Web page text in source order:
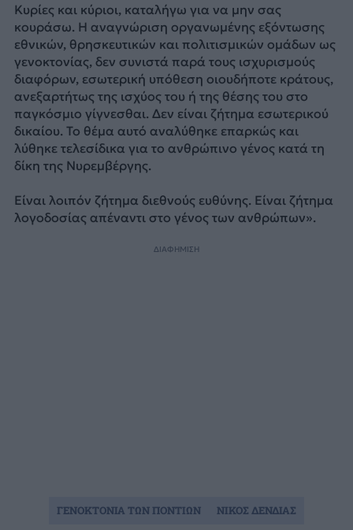
Κυρίες και κύριοι, καταλήγω για να μην σας
κουράσω. Η αναγνώριση οργανωμένης εξόντωσης
εθνικών, θρησκευτικών και πολιτισμικών ομάδων ως
γενοκτονίας, δεν συνιστά παρά τους ισχυρισμούς
διαφόρων, εσωτερική υπόθεση οιουδήποτε κράτους,
ανεξαρτήτως της ισχύος του ή της θέσης του στο
παγκόσμιο γίγνεσθαι. Δεν είναι ζήτημα εσωτερικού
δικαίου. Το θέμα αυτό αναλύθηκε επαρκώς και
λύθηκε τελεσίδικα για το ανθρώπινο γένος κατά τη
δίκη της Νυρεμβέργης.
Είναι λοιπόν ζήτημα διεθνούς ευθύνης. Είναι ζήτημα
λογοδοσίας απέναντι στο γένος των ανθρώπων».
ΔΙΑΦΗΜΙΣΗ
ΓΕΝΟΚΤΟΝΙΑ ΤΩΝ ΠΟΝΤΙΩΝ ΝΙΚΟΣ ΔΕΝΔΙΑΣ